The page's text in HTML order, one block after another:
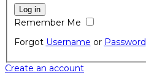
Remember Me
Forgot Username or Password
Create an account